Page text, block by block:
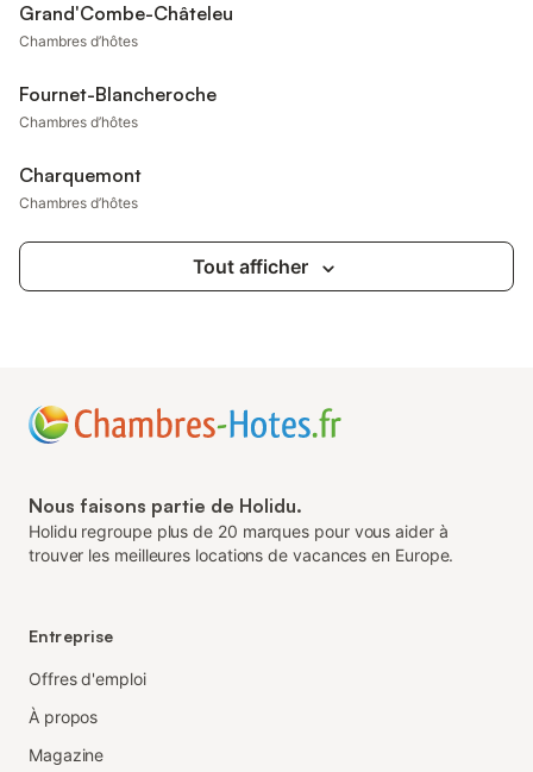
Grand'Combe-Châteleu
Chambres d’hôtes
Fournet-Blancheroche
Chambres d’hôtes
Charquemont
Chambres d’hôtes
Tout afficher
Nous faisons partie de Holidu.
Holidu regroupe plus de 20 marques pour vous aider à
trouver les meilleures locations de vacances en Europe.
Entreprise
Offres d'emploi
À propos
Magazine